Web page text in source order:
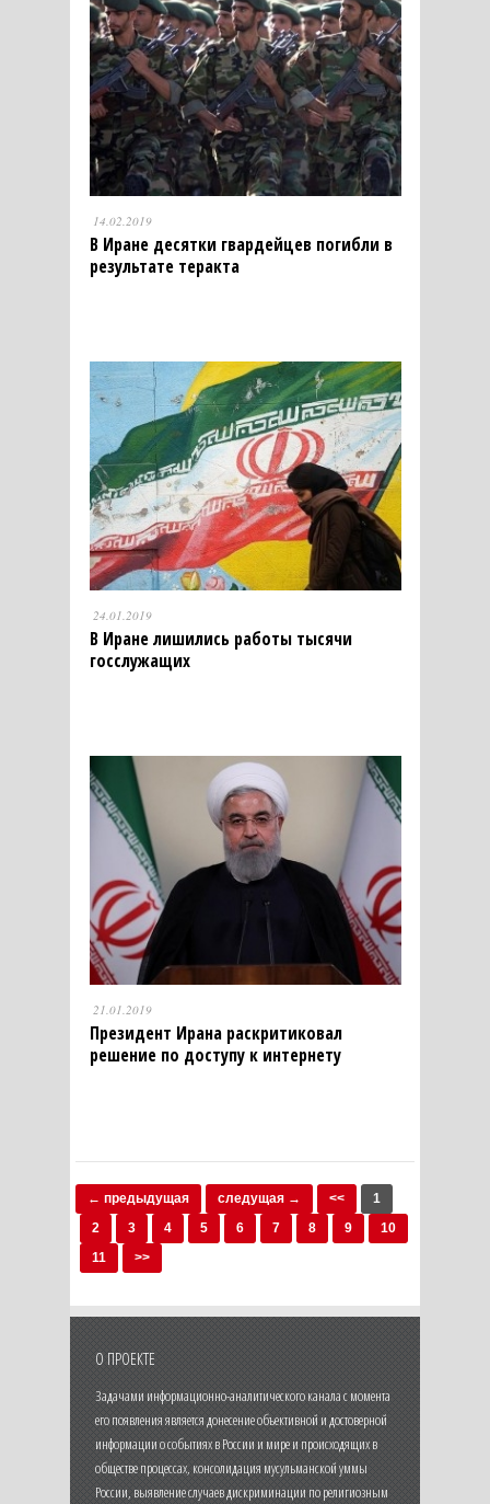
14.02.2019
В Иране десятки гвардейцев погибли в
результате теракта
24.01.2019
В Иране лишились работы тысячи
госслужащих
21.01.2019
Президент Ирана раскритиковал
решение по доступу к интернету
← предыдущая следущая → <<
1
2
3 4 5 6 7 8 9
10
11
>>
О ПРОЕКТЕ
Задачами информационно-аналитического канала с момента
его появления является донесение объективной и достоверной
информации о событиях в России и мире и происходящих в
обществе процессах, консолидация мусульманской уммы
России, выявление случаев дискриминации по религиозным